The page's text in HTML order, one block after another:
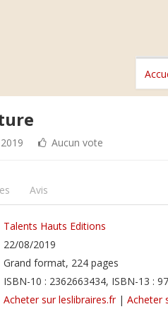
2019 Aucun vote
Avis
Talents Hauts Editions
22/08/2019
Grand format, 224 pages
ISBN-10 : 2362663434, ISBN-13 :
Acheter sur leslibraires.fr| Acheter